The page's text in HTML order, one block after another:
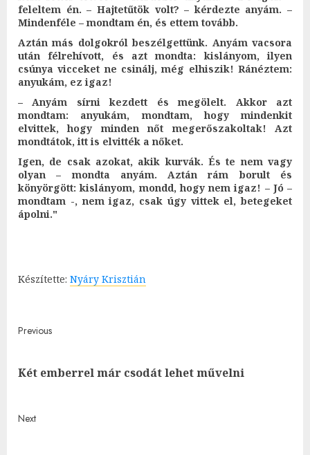
feleltem én. – Hajtetűtök volt? – kérdezte anyám. –
Mindenféle – mondtam én, és ettem tovább.
Aztán más dolgokról beszélgettünk. Anyám vacsora
után félrehívott, és azt mondta: kislányom, ilyen
csúnya vicceket ne csinálj, még elhiszik! Ránéztem:
anyukám, ez igaz!
– Anyám sírni kezdett és megölelt. Akkor azt
mondtam: anyukám, mondtam, hogy mindenkit
elvittek, hogy minden nőt megerőszakoltak! Azt
mondtátok, itt is elvitték a nőket.
Igen, de csak azokat, akik kurvák. És te nem vagy
olyan – mondta anyám. Aztán rám borult és
könyörgött: kislányom, mondd, hogy nem igaz! – Jó –
mondtam -, nem igaz, csak úgy vittek el, betegeket
ápolni."
Készítette: Nyáry Krisztián
Post
navigation
Previous
Két emberrel már csodát lehet művelni
Next